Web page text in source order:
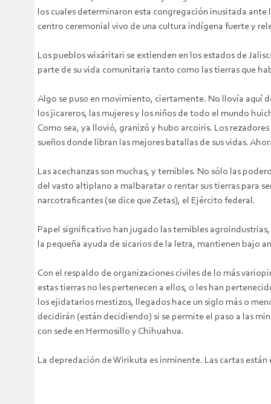
los cuales determinaron esta congregación inusitada
centro ceremonial vivo de una cultura indígena fuerte y
Los pueblos wixáritari se extienden en los estados de
parte de su vida comunitaria tanto como las tierras que
Algo se puso en movimiento, ciertamente. No llovía aquí
los jicareros, las mujeres y los niños de todo el mundo
Como sea, ya llovió, granizó y hubo arcoiris. Los
sueños donde libran las mejores batallas de sus vidas.
Las acechanzas son muchas, y temibles. No sólo las
del vasto altiplano a malbaratar o rentar sus tierras para
narcotraficantes (se dice que Zetas), el Ejército federal.
Papel significativo han jugado las temibles
la pequeña ayuda de sicarios de la letra, mantienen bajo
Con el respaldo de organizaciones civiles de lo más
estas tierras no les pertenecen a ellos, o les han
los ejidatarios mestizos, llegados hace un siglo más o
decidirán (están decidiendo) si se permite el paso a las
con sede en Hermosillo y Chihuahua.
La depredación de Wirikuta es inminente. Las cartas